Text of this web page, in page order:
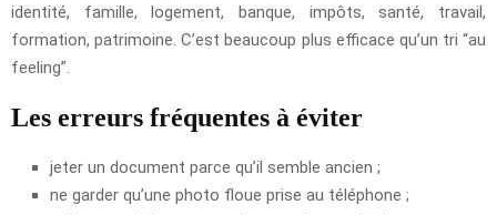
identité, famille, logement, banque, impôts, santé, travail,
formation, patrimoine. C’est beaucoup plus efficace qu’un tri “au
feeling”.
Les erreurs fréquentes à éviter
jeter un document parce qu’il semble ancien ;
ne garder qu’une photo floue prise au téléphone ;